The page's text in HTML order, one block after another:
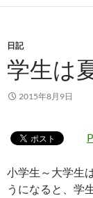
日記
学生は
2015年8月9日
小学生～大学生
うになると、学